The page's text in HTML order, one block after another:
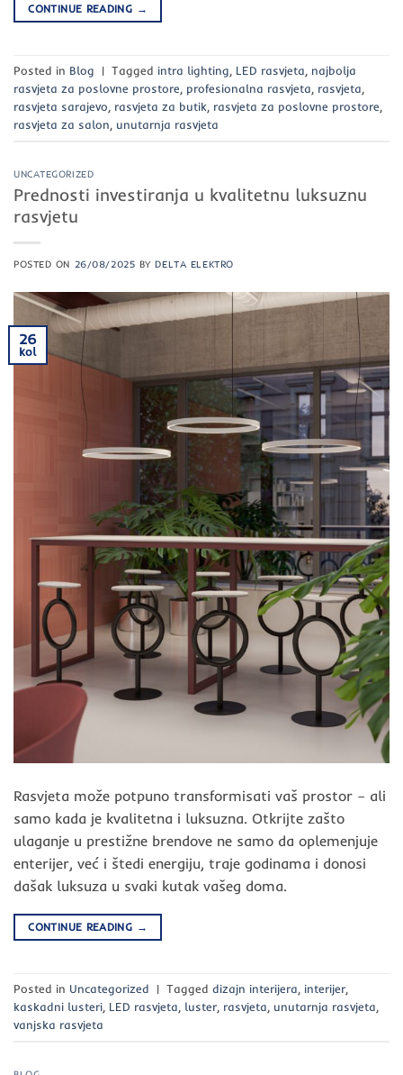
CONTINUE READING →
Posted in Blog | Tagged intra lighting, LED rasvjeta, najbolja
rasvjeta za poslovne prostore, profesionalna rasvjeta, rasvjeta,
rasvjeta sarajevo, rasvjeta za butik, rasvjeta za poslovne prostore,
rasvjeta za salon, unutarnja rasvjeta
UNCATEGORIZED
Prednosti investiranja u kvalitetnu luksuznu
rasvjetu
POSTED ON 26/08/2025 BYDELTA ELEKTRO
26
kol
Rasvjeta može potpuno transformisati vaš prostor – ali
samo kada je kvalitetna i luksuzna. Otkrijte zašto
ulaganje u prestižne brendove ne samo da oplemenjuje
enterijer, već i štedi energiju, traje godinama i donosi
dašak luksuza u svaki kutak vašeg doma.
CONTINUE READING →
Posted in Uncategorized | Tagged dizajn interijera, interijer,
kaskadni lusteri, LED rasvjeta, luster, rasvjeta, unutarnja rasvjeta,
vanjska rasvjeta